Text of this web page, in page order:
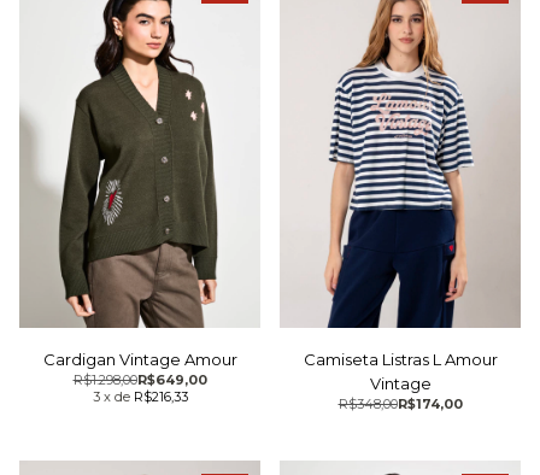
Cardigan Vintage Amour
R$649,00
R$1.298,00
3 x de R$216,33
Camiseta Listras L Amour
Vintage
R$174,00
R$348,00